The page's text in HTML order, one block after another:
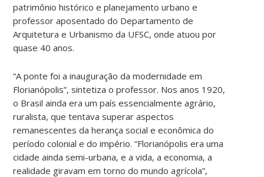
patrimônio histórico e planejamento urbano e
professor aposentado do Departamento de
Arquitetura e Urbanismo da UFSC, onde atuou por
quase 40 anos.
“A ponte foi a inauguração da modernidade em
Florianópolis”, sintetiza o professor. Nos anos 1920,
o Brasil ainda era um país essencialmente agrário,
ruralista, que tentava superar aspectos
remanescentes da herança social e econômica do
período colonial e do império. “Florianópolis era uma
cidade ainda semi-urbana, e a vida, a economia, a
realidade giravam em torno do mundo agrícola”,